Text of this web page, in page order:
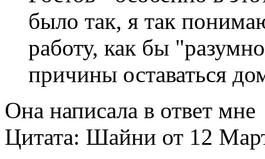
было так, я так
работу, как бы
причины оставаться
Она написала в ответ мне
Цитата: Шайни от 12